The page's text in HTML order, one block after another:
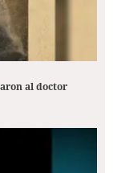
al doctor